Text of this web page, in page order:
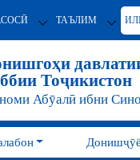
ТАЪЛИМ
Тоҷикистон
Абӯалӣ ибни Сино